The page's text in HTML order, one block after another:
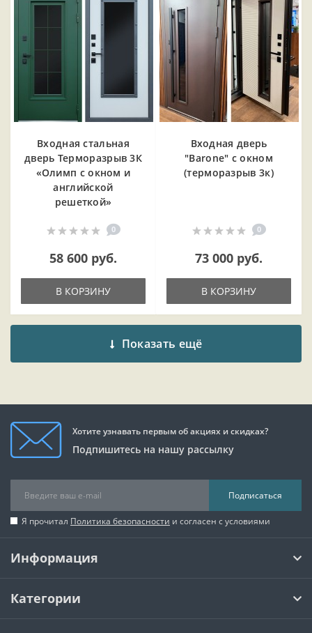
Входная cтальная
дверь Терморазрыв 3К
«Олимп с окном и
английской
решеткой»
0
58 600 руб.
В КОРЗИНУ
Входная дверь
"Barone" с окном
(терморазрыв 3к)
0
73 000 руб.
В КОРЗИНУ
Показать ещё
Хотите узнавать первым об акциях и скидках?
Подпишитесь на нашу рассылку
Подписаться
Я прочитал Политика безопасности и согласен с условиями
Информация
Категории